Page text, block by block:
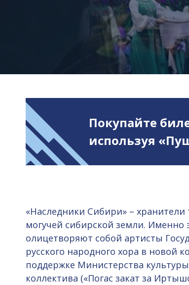
Покупайте
используя
«Наследники Сибири» –
могучей сибирской земли. Именно
олицетворяют собой артисты
русского народного хора в новой
поддержке Министерства
коллектива («Погас закат за